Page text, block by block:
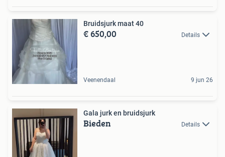
Bruidsjurk maat 40
€ 650,00 Details
Veenendaal 9 jun 26
Gala jurk en bruidsjurk
Bieden Details